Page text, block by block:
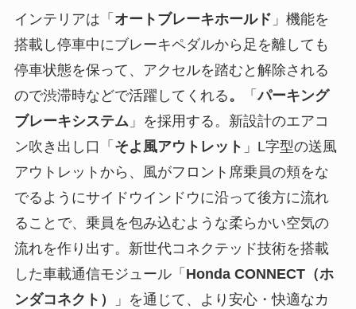
インテリアは「 オートブレーキホールド 」機能を
搭載し停車中にブレーキペダルから足を離しても
停車状態を保って、アクセルを踏むと解除される
ので渋滞時などで活躍してくれる。 「パーキング
ブレーキシステム」を採用する。新設計のエアコ
ン吹き出し⼝「 そよ⾵アウトレット 」L字型の送風
アウトレットから、風がフロント席乗員の頬をな
でるようにサイドウインドウに沿って後方に流れ
ることで、乗員を包み込むような柔らかい空気の
流れを作り出す。新世代コネクテッド技術を搭載
した車載通信モジュール「 Honda CONNECT（ホ
ンダコネクト）
」を通じて、より安心・快適なカ